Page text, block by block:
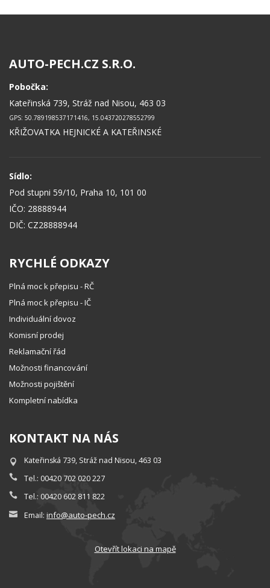
AUTO-PECH.CZ S.R.O.
Pobočka:
Kateřinská 739, Stráž nad Nisou, 463 03
GPS: 50.789198537171416, 15.043720278552799
KŘIŽOVATKA HEJNICKÉ A KATEŘINSKÉ
Sídlo:
Pod stupni 59/10, Praha 10, 101 00
IČO: 28888944
DIČ: CZ28888944
RYCHLÉ ODKAZY
Plná moc k přepisu - RČ
Plná moc k přepisu - IČ
Individuální dovoz
Komisní prodej
Reklamační řád
Možnosti financování
Možnosti pojištění
Kompletní nabídka
KONTAKT NA NÁS
Kateřinská 739, Stráž nad Nisou, 463 03
Tel.: 00420 702 020 227
Tel.: 00420 602 811 822
Email: info@auto-pech.cz
Otevřít lokaci na mapě